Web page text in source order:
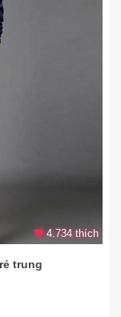
4.734 thích
trung